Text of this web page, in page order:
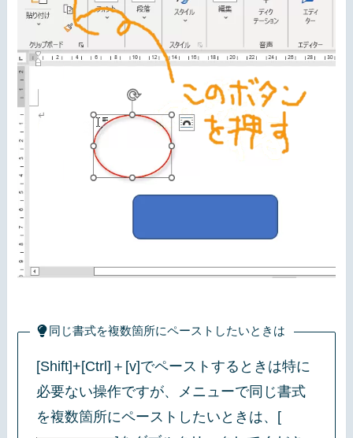
同じ書式を複数箇所にペーストしたいときは
[Shift]+[Ctrl]＋[v]でペーストするときは特に
必要ない操作ですが、メニューで同じ書式
を複数箇所にペーストしたいときは、[